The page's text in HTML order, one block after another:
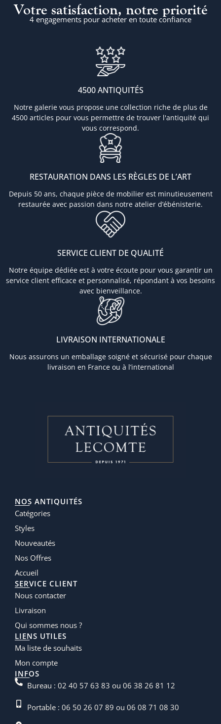
Votre satisfaction, notre priorité
4 engagements pour acheter en toute confiance
4500 ANTIQUITÉS
Notre galerie vous propose une collection riche de plus de
4500 articles pour vous permettre de trouver l'antiquité qui
vous correspond.
RESTAURATION DANS LES RÈGLES DE L’ART
Depuis 50 ans, chaque pièce de mobilier est minutieusement
restaurée avec passion dans notre atelier d’ébénisterie.
SERVICE CLIENT DE QUALITÉ
Notre équipe dédiée est à votre écoute pour vous garantir un
service client efficace et personnalisé, répondant à vos besoins
avec bienveillance.
LIVRAISON INTERNATIONALE
Nous assurons un emballage soigné et sécurisé pour chaque
livraison en France ou à l’international
NOS ANTIQUITÉS
Catégories
Styles
Nouveautés
Nos Offres
Accueil
SERVICE CLIENT
Nous contacter
Livraison
Qui sommes nous ?
LIENS UTILES
Ma liste de souhaits
Mon compte
INFOS
Bureau : 02 40 57 63 83 ou 06 38 26 81 12
Portable : 06 50 26 07 89 ou 06 08 71 08 30